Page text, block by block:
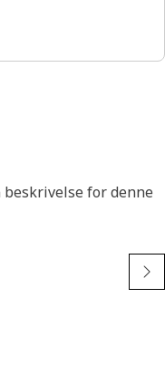
for denne